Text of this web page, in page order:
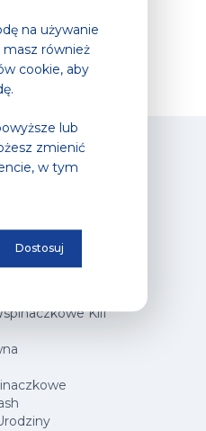
Klif
na używanie
masz również
cookie, aby
lub
zmienić
w tym
Dostosuj